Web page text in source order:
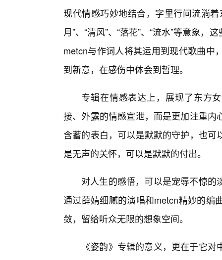
现代情感巧妙地结合，字里行间流淌
月”、“清风”、“落花”、“流水”等意象
metcn与作词人将其运用到现代歌曲中
到新意，在感伤中体会到哲理。
专辑在情感表达上，展现了东方
接、外露的情感宣泄，而是更加注重
含蓄的表白，可以是默默的守护，也
是无声的关怀，可以是默默的付出。
对人生的感悟，可以是宠辱不惊
通过薛婧细腻的演唱和metcn精妙的编
敛，留给听众无限的想象空间。
《姿韵》专辑的意义，更在于它